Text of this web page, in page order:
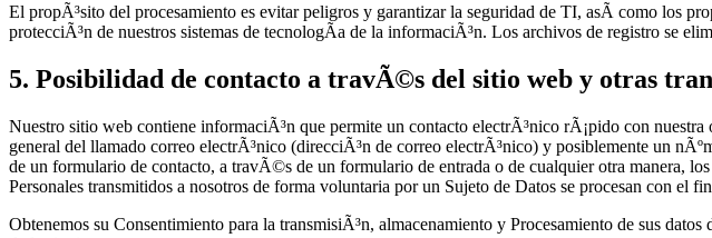
El propÃ³sito del procesamiento es evitar peligros y garantizar la seguridad de TI, asÃ­ como los
protecciÃ³n de nuestros sistemas de tecnologÃ­a de la informaciÃ³n. Los archivos de registro se
5. Posibilidad de contacto a travÃ©s del sitio web y otras
Nuestro sitio web contiene informaciÃ³n que permite un contacto electrÃ³nico rÃ¡pido con
general del llamado correo electrÃ³nico (direcciÃ³n de correo electrÃ³nico) y posiblemente un
de un formulario de contacto, a travÃ©s de un formulario de entrada o de cualquier otra manera,
Personales transmitidos a nosotros de forma voluntaria por un Sujeto de Datos se procesan con el
Obtenemos su Consentimiento para la transmisiÃ³n, almacenamiento y Procesamiento de sus